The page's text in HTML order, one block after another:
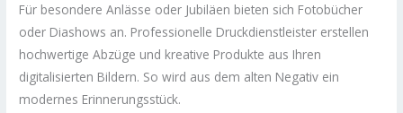
Für besondere Anlässe oder Jubiläen bieten sich Fotobücher
oder Diashows an. Professionelle Druckdienstleister erstellen
hochwertige Abzüge und kreative Produkte aus Ihren
digitalisierten Bildern. So wird aus dem alten Negativ ein
modernes Erinnerungsstück.